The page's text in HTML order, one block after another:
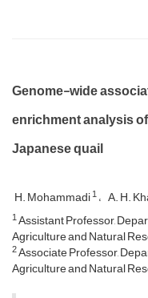
Genome-wide
enrichment analysis
Japanese quail
H. Mohammadi1 A. H.
1Assistant Professor,
Agriculture and Natural
2Associate Professor,
Agriculture and Natural